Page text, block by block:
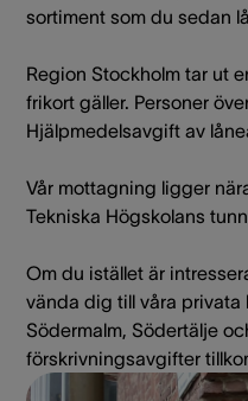
sortiment som du sedan
Region Stockholm tar ut
frikort gäller. Personer
Hjälpmedelsavgift av
Vår mottagning ligger
Tekniska Högskolans
Om du istället är
vända dig till våra privata
Södermalm, Södertälje
förskrivningsavgifter